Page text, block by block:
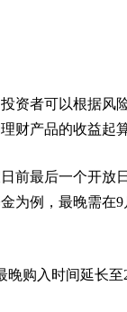
资者可以根据风
财产品的收益起
前最后一个开放
为例，最晚需在
购入时间延长